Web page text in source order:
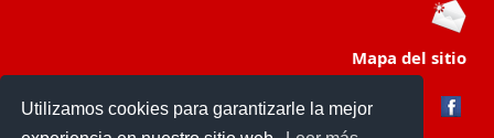
Utilizamos cookies para garantizarle la mejor
Mapa del sitio